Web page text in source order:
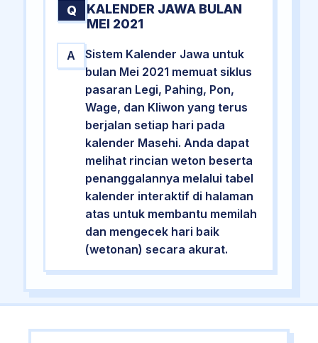
Q
KALENDER JAWA BULAN
MEI 2021
A
Sistem Kalender Jawa untuk
bulan Mei 2021 memuat siklus
pasaran Legi, Pahing, Pon,
Wage, dan Kliwon yang terus
berjalan setiap hari pada
kalender Masehi. Anda dapat
melihat rincian weton beserta
penanggalannya melalui tabel
kalender interaktif di halaman
atas untuk membantu memilah
dan mengecek hari baik
(wetonan) secara akurat.